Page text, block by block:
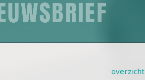
overzicht